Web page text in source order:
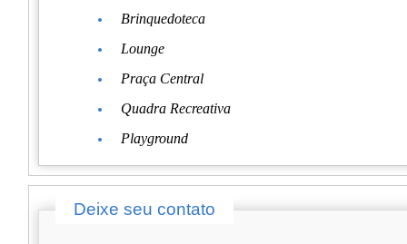
Brinquedoteca
Lounge
Praça Central
Quadra Recreativa
Playground
Deixe seu contato